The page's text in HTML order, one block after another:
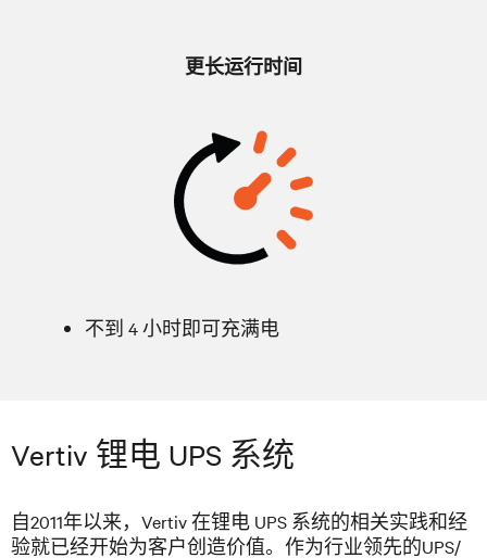
更长运行时间
不到 4 小时即可充满电
Vertiv 锂电 UPS 系统
自2011年以来，Vertiv 在锂电 UPS 系统的相关实践和经
验就已经开始为客户创造价值。作为行业领先的UPS/